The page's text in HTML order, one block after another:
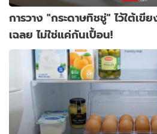
การวาง "กระดาษทิชชู่" ไว้ใต้เขี
เฉลย ไม่ใช่แค่กันเปื้อน!